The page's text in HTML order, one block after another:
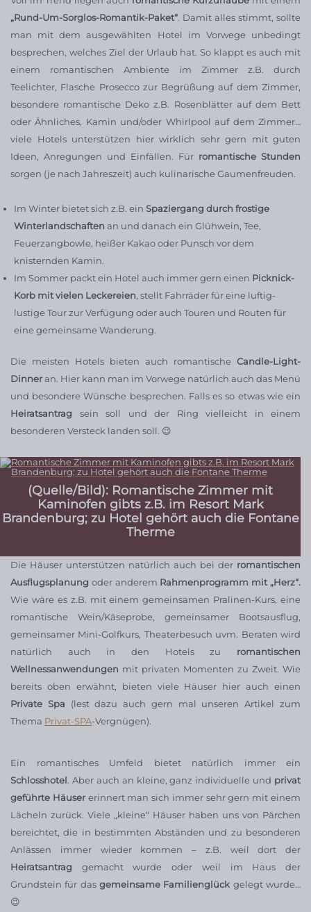
„Rund-Um-Sorglos-Romantik-Paket“. Damit alles stimmt, sollte
man mit dem ausgewählten Hotel im Vorwege unbedingt
besprechen, welches Ziel der Urlaub hat. So klappt es auch mit
einem romantischen Ambiente im Zimmer z.B. durch
Teelichter, Flasche Prosecco zur Begrüßung auf dem Zimmer,
besondere romantische Deko z.B. Rosenblätter auf dem Bett
oder Ähnliches, Kamin und/oder Whirlpool auf dem Zimmer…
viele Hotels unterstützen hier wirklich sehr gern mit guten
Ideen, Anregungen und Einfällen. Für romantische Stunden
sorgen (je nach Jahreszeit) auch kulinarische Gaumenfreuden.
Im Winter bietet sich z.B. ein Spaziergang durch frostige
Winterlandschaften an und danach ein Glühwein, Tee,
Feuerzangbowle, heißer Kakao oder Punsch vor dem
knisternden Kamin.
Im Sommer packt ein Hotel auch immer gern einen Picknick-
Korb mit vielen Leckereien, stellt Fahrräder für eine luftig-
lustige Tour zur Verfügung oder auch Touren und Routen für
eine gemeinsame Wanderung.
Die meisten Hotels bieten auch romantische Candle-Light-
Dinneran. Hier kann man im Vorwege natürlich auch das Menü
und besondere Wünsche besprechen. Falls es so etwas wie ein
Heiratsantrag sein soll und der Ring vielleicht in einem
besonderen Versteck landen soll. 😉
(Quelle/Bild): Romantische Zimmer mit
Kaminofen gibts z.B. im Resort Mark
Brandenburg; zu Hotel gehört auch die Fontane
Therme
Die Häuser unterstützen natürlich auch bei der romantischen
Ausflugsplanung oder anderem Rahmenprogramm mit „Herz“.
Wie wäre es z.B. mit einem gemeinsamen Pralinen-Kurs, eine
romantische Wein/Käseprobe, gemeinsamer Bootsausflug,
gemeinsamer Mini-Golfkurs, Theaterbesuch uvm. Beraten wird
natürlich auch in den Hotels zu romantischen
Wellnessanwendungen mit privaten Momenten zu Zweit. Wie
bereits oben erwähnt, bieten viele Häuser hier auch einen
Private Spa (lest dazu auch gern mal unseren Artikel zum
Thema Privat-SPA-Vergnügen).
Ein romantisches Umfeld bietet natürlich immer ein
Schlosshotel. Aber auch an kleine, ganz individuelle und privat
geführte Häusererinnert man sich immer sehr gern mit einem
Lächeln zurück. Viele „kleine“ Häuser haben uns von Pärchen
bereichtet, die in bestimmten Abständen und zu besonderen
Anlässen immer wieder kommen – z.B. weil dort der
Heiratsantrag gemacht wurde oder weil im Haus der
Grundstein für das gemeinsame Familienglück gelegt wurde…
😉